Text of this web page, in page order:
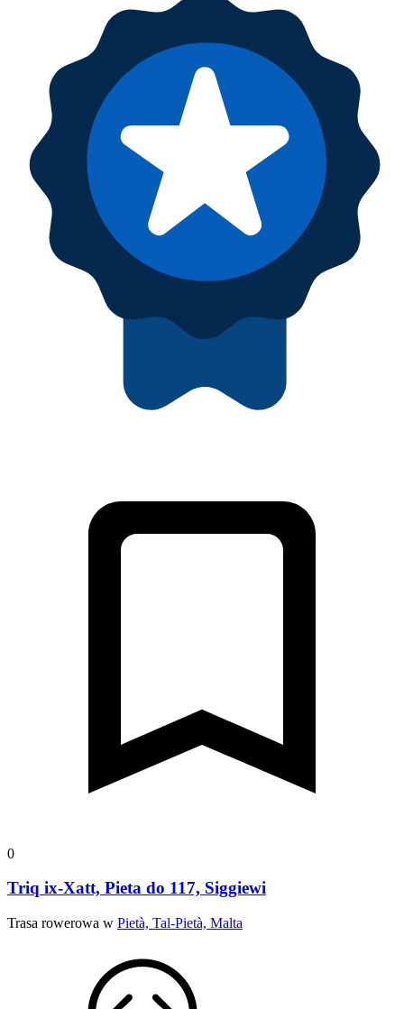
0
Triq ix-Xatt, Pieta do 117, Siggiewi
Trasa rowerowa w Pietà, Tal-Pietà, Malta